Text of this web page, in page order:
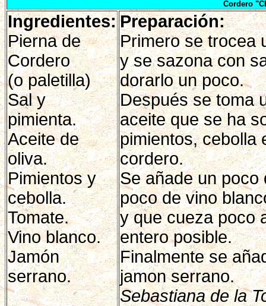
Cordero
Ingredientes:
Pierna de
Cordero
(o paletilla)
Sal y
pimienta.
Aceite de
oliva.
Pimientos y
cebolla.
Tomate.
Vino blanco.
Jamón
serrano.
Preparación:
Primero se trocea
y se sazona con
dorarlo un poco.
Después se toma
aceite que se ha
pimientos, cebolla
cordero.
Se añade un poco
poco de vino
y que cueza poco
entero posible.
Finalmente se
jamon serrano.
Sebastiana de la